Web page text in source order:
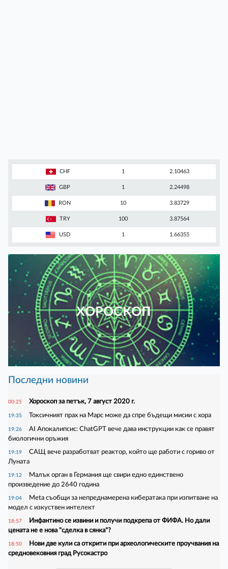
CHF 1 2.10463
GBP 1 2.24498
RON 10 3.83729
TRY 100 3.87564
USD 1 1.66355
ХОРОСКОП
Последни новини
00:25 Хороскоп за петък, 7 август 2020 г.
19:35 Токсичният прах на Марс може да спре бъдещи мисии с хора
19:26
AI Апокалипсис: ChatGPT вече дава инструкции как се правят
биологични оръжия
19:19
САЩ вече разработват реактор, който ще работи с гориво от
Луната
19:12
Малък орган в Германия ще свири едно единствено
произведение до 2640 година
19:04
Meta съобщи за непреднамерена кибератака при изпитване на
модел с изкуствен интелект
18:57
Инфантино се извини и получи подкрепа от ФИФА. Но дали
цената не е нова "сделка в сянка"?
18:50
Нови две кули са открити при археологическите проучвания на
средновековния град Русокастро